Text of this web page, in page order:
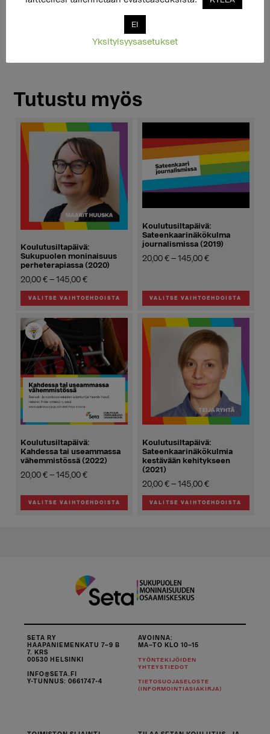
Tutustu myös
Koulutusiltapäivä:
Sukupuolen moninaisuus
perheterapiassa (2020)
20,00€ – 145,00€Hintaluokka:
20,00 €
VALITSE VAIHTOEHDOISTA
tuotteella
on
useampi
muunnelma.
Voit
tehdä
valinnat
tuotteen
Koulutusiltapäivä:
Sateenkaarinäkökulma
journalismissa (2019)
20,00€ – 145,00€Hintaluokka:
145,00 €
VALITSE VAIHTOEHDOISTA
tuotteella
on
useampi
muunnelma.
tuotteen
sivulla.
Koulutusiltapäivä:
Kahdessa tai useammassa
vähemmistössä (2022)
20,00€ – 145,00€Hintaluokka:
-
145,00 €
VALITSE VAIHTOEHDOISTA
Koulutusiltapäivä:
Sateenkaarinäkökulmia
kestävään kehitykseen
(2021)
20,00€ – 145,00€Hintaluokka:
20,00 €
VALITSE VAIHTOEHDOISTA
tehdä
valinnat
SETA RY
HAAPANIEMENKATU 7–9 B
7. KRS
00530 HELSINKI
INFO@SETA.FI
Y-TUNNUS: 0661747-4
AVOINNA:
MA–TO KLO 10–15
TYÖNTEKIJÖIDEN
YHTEYSTIEDOT
TIETOSUOJASELOSTE
(INFORMOINTIASIAKIRJA)
EI
Yksityisyysasetukset